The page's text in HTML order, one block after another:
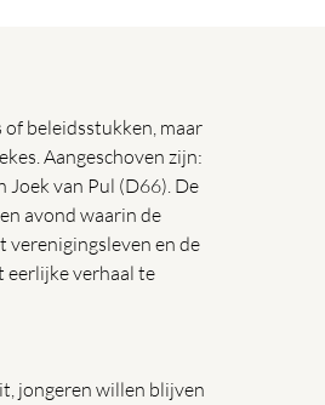
beleidsstukken, maar
Aangeschoven zijn:
Joek van Pul (D66). De
avond waarin de
verenigingsleven en de
eerlijke verhaal te
jongeren willen blijven